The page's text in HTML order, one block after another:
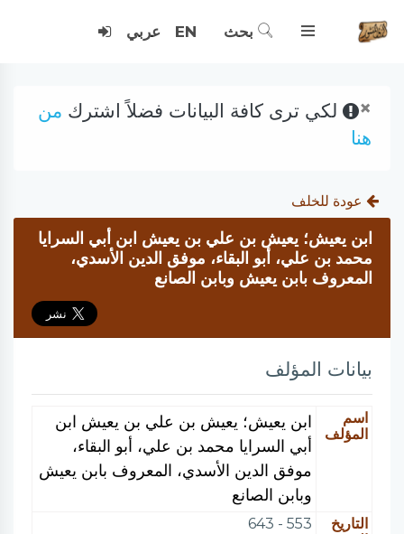
بحث EN عربي
× لكي ترى كافة البيانات فضلاً اشترك من
هنا
عودة للخلف
ابن يعيش؛ يعيش بن علي بن يعيش ابن أبي السرايا
محمد بن علي، أبو البقاء، موفق الدين الأسدي،
المعروف بابن يعيش وبابن الصانع
بيانات المؤلف
اسم
المؤلف
ابن يعيش؛ يعيش بن علي بن يعيش ابن
أبي السرايا محمد بن علي، أبو البقاء،
موفق الدين الأسدي، المعروف بابن يعيش
وبابن الصانع
التاريخ
553 - 643